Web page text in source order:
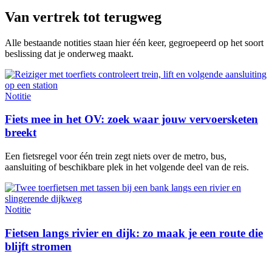
Van vertrek tot terugweg
Alle bestaande notities staan hier één keer, gegroepeerd op het soort
beslissing dat je onderweg maakt.
Notitie
Fiets mee in het OV: zoek waar jouw vervoersketen
breekt
Een fietsregel voor één trein zegt niets over de metro, bus,
aansluiting of beschikbare plek in het volgende deel van de reis.
Notitie
Fietsen langs rivier en dijk: zo maak je een route die
blijft stromen